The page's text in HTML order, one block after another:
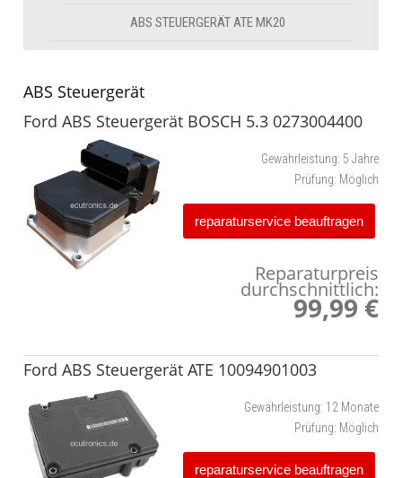
ABS STEUERGERÄT ATE MK20
ABS Steuergerät
Ford ABS Steuergerät BOSCH 5.3 0273004400
Gewährleistung: 5 Jahre
Prüfung: Möglich
reparaturservice beauftragen
Reparaturpreis
durchschnittlich:
99,99 €
Ford ABS Steuergerät ATE 10094901003
Gewährleistung: 12 Monate
Prüfung: Möglich
reparaturservice beauftragen